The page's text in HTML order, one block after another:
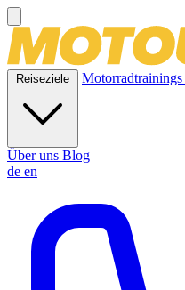
Reiseziele Motorradtrainings
Über uns Blog
de en